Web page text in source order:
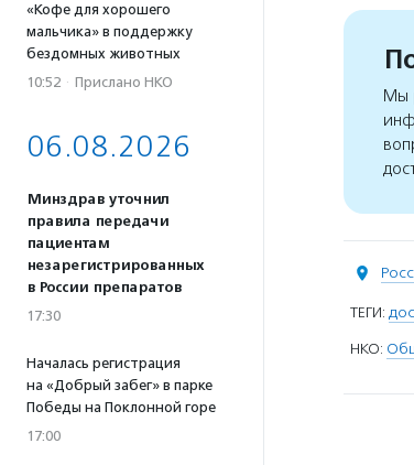
«Кофе для хорошего
мальчика» в поддержку
бездомных животных
10:52 · Прислано НКО
06.08.2026
Минздрав уточнил
правила передачи
пациентам
незарегистрированных
в России препаратов
17:30
Началась регистрация
на «Добрый забег» в парке
Победы на Поклонной горе
17:00
Мы
ТЕГИ:
НКО: